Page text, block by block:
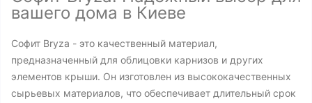
вашего дома в Киеве
Софит Bryza - это качественный материал,
предназначенный для облицовки карнизов и других
элементов крыши. Он изготовлен из высококачественных
сырьевых материалов, что обеспечивает длительный срок